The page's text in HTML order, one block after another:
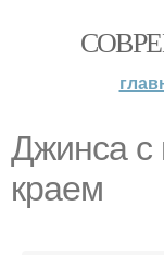
Джинса с
краем